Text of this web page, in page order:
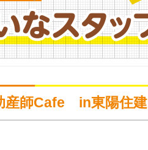
師Cafe in東陽住建